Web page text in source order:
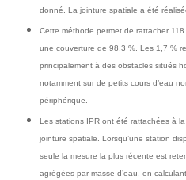
donné. La jointure spatiale a été
Cette méthode permet de rattacher
une couverture de 98,3 %. Les 1,7 %
principalement à des obstacles situés
notamment sur de petits cours d’eau
périphérique.
Les stations IPR ont été rattachées à
jointure spatiale. Lorsqu’une station
seule la mesure la plus récente est
agrégées par masse d’eau, en